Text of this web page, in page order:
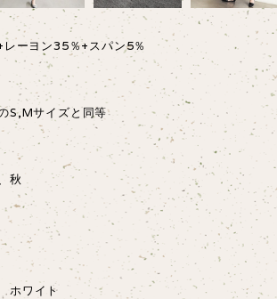
ーヨン35％+スパン5％
S,Mサイズと同等
秋
ワイト